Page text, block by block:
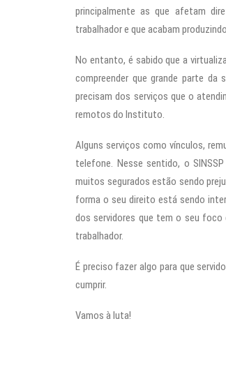
principalmente as que afetam
trabalhador e que acabam
No entanto, é sabido que a
compreender que grande parte
precisam dos serviços que o
remotos do Instituto.
Alguns serviços como vínculos,
telefone. Nesse sentido, o
muitos segurados estão sendo
forma o seu direito está sendo
dos servidores que tem o seu
trabalhador.
É preciso fazer algo para que
cumprir.
Vamos à luta!